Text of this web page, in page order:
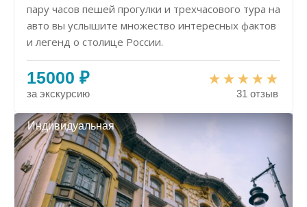
пару часов пешей прогулки и трехчасового тура на
авто вы услышите множество интересных фактов
и легенд о столице России.
15000 ₽
за экскурсию 31 отзыв
Индивидуальная